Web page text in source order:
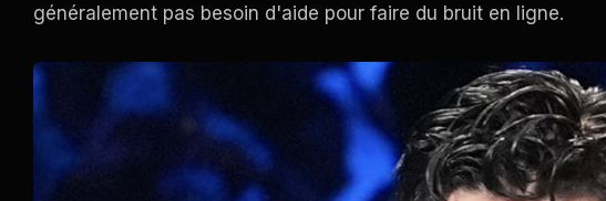
généralement pas besoin d'aide pour faire du bruit en ligne.